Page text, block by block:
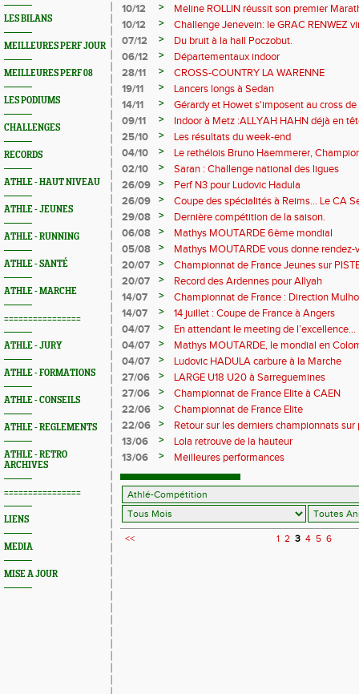
LES BILANS
MEILLEURES PERF JOUR
MEILLEURES PERF 08
LES PODIUMS
CHALLENGES
RECORDS
ATHLE - HAUT NIVEAU
ATHLE - JEUNES
ATHLE - RUNNING
ATHLE - SANTÉ
ATHLE - MARCHE
================
ATHLE - JURY
ATHLE - FORMATIONS
ATHLE - CONSEILS
ATHLE - REGLEMENTS
ATHLE - RETRO
ARCHIVES
================
LIENS
MEDIA
MISE A JOUR
10/12
>
Meline ROLLIN réussit son premier
10/12
>
Challenge Jenevein: le GRAC RENWEZ
07/12
>
Du bruit à la hall Poczobut.
06/12
>
Départementaux indoor
28/11
>
CROSS-COUNTRY LA WARENNE
19/11
>
Lancers longs à Sedan
14/11
>
Gérardy et Howet s'imposent au cross de
09/11
>
Indoor à Metz :ALLYAH HAHN déjà en
25/10
>
Les résultats du week-end
04/10
>
Le rethélois Bruno Haemmerer,
02/10
>
Saran : Challenge national des ligues
26/09
>
Perf N3 pour Ludovic Hadula
26/09
>
Coupe des spécialités à Reims... Le CA
29/08
>
Dernière compétition de la saison.
06/08
>
Mathys MOUTARDE 6ème mondial
05/08
>
Mathys MOUTARDE vous donne rendez-
20/07
>
Championnat de France Jeunes sur
en bronze
20/07 >
Record des Ardennes pour Allyah
14/07
>
Championnat de France : Direction
14/07
>
14 juillet : Coupe de France à Angers
04/07
>
En attendant le meeting de l’excellence…
04/07
>
Mathys MOUTARDE, le mondial en
04/07
>
Ludovic HADULA carbure à la Marche
27/06
>
LARGE U18 U20 à Sarreguemines
27/06
>
Championnat de France Elite à CAEN
22/06
>
Championnat de France Elite
22/06
>
Retour sur les derniers championnats sur
13/06
>
Lola retrouve de la hauteur
13/06
> Meilleures performances
<< 1 2 3 4 5 6